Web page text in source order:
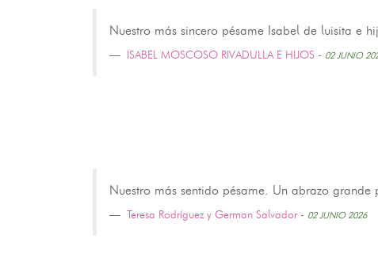
Nuestro más sincero pésame Isabel de luisita e
ISABEL MOSCOSO RIVADULLA E HIJOS - 02 JUNIO
Nuestro más sentido pésame. Un abrazo grande
Teresa Rodríguez y German Salvador- 02 JUNIO 2026